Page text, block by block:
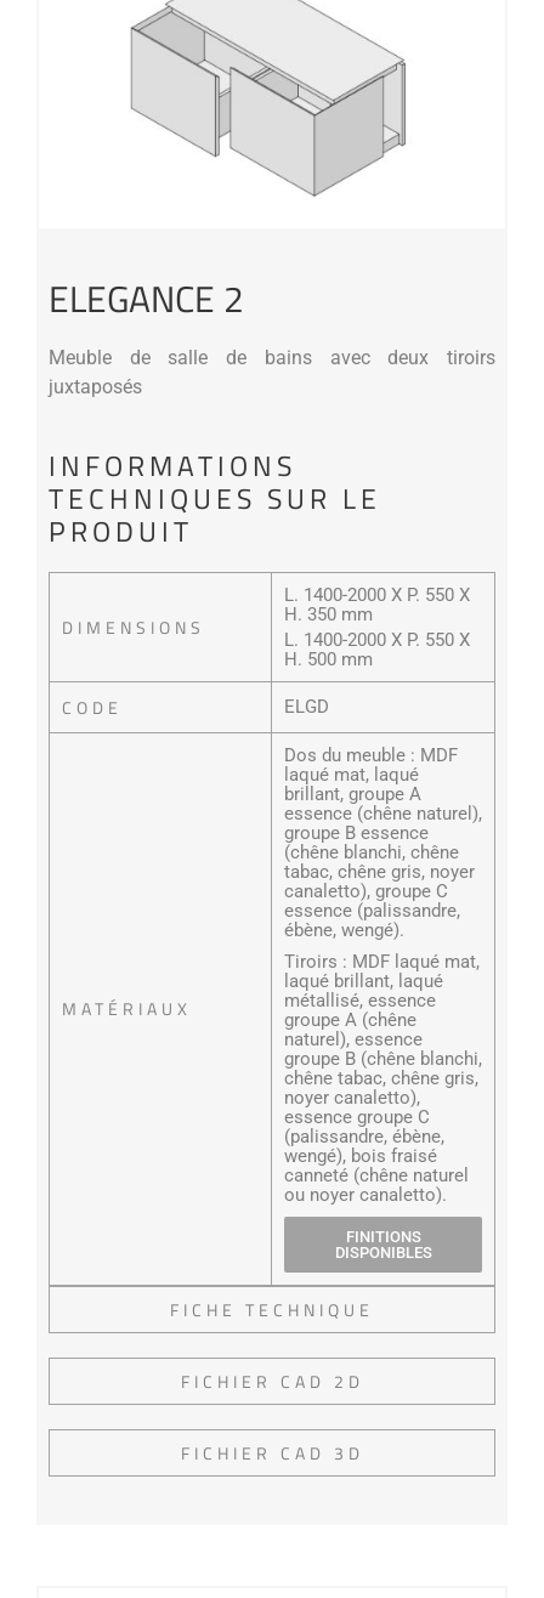
ELEGANCE 2
Meuble de salle de bains avec deux tiroirs
juxtaposés
INFORMATIONS
TECHNIQUES SUR LE
PRODUIT
DIMENSIONS
L. 1400-2000 X P. 550 X
H. 350 mm
L. 1400-2000 X P. 550 X
H. 500 mm
CODE ELGD
MATÉRIAUX
Dos du meuble : MDF
laqué mat, laqué
brillant, groupe A
essence (chêne naturel),
groupe B essence
(chêne blanchi, chêne
tabac, chêne gris, noyer
canaletto), groupe C
essence (palissandre,
ébène, wengé).
Tiroirs : MDF laqué mat,
laqué brillant, laqué
métallisé, essence
groupe A (chêne
naturel), essence
groupe B (chêne blanchi,
chêne tabac, chêne gris,
noyer canaletto),
essence groupe C
(palissandre, ébène,
wengé), bois fraisé
canneté (chêne naturel
ou noyer canaletto).
FINITIONS
DISPONIBLES
FICHE TECHNIQUE
FICHIER CAD 2D
FICHIER CAD 3D